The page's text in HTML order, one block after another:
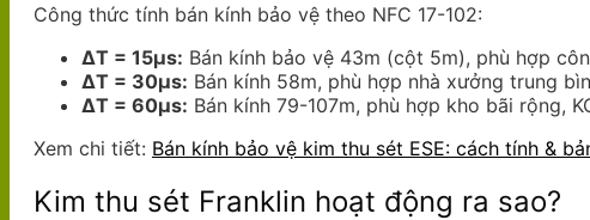
Công thức tính bán kính bảo vệ theo NFC 17-102:
ΔT = 15μs: Bán kính bảo vệ 43m (cột 5m), phù hợp
ΔT = 30μs: Bán kính 58m, phù hợp nhà xưởng trung
ΔT = 60μs: Bán kính 79-107m, phù hợp kho bãi rộng,
Xem chi tiết: Bán kính bảo vệ kim thu sét ESE: cách tính &
Kim thu sét Franklin hoạt động ra sao?